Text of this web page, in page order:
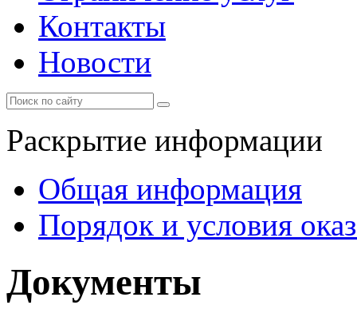
Контакты
Новости
Раскрытие информации
Общая информация
Порядок и условия
Документы